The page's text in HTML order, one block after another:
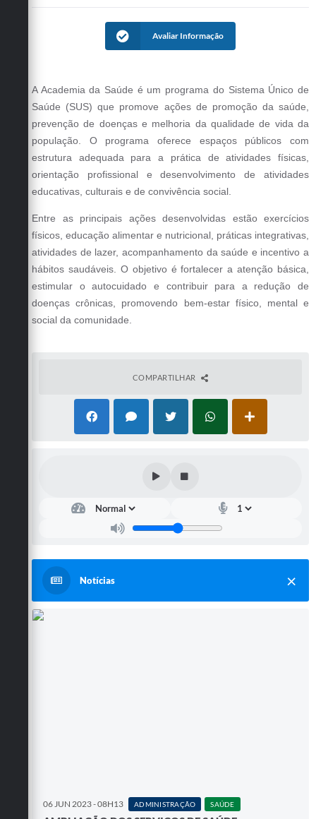
Avaliar Informação
A Academia da Saúde é um programa do Sistema Único de
Saúde (SUS) que promove ações de promoção da saúde,
prevenção de doenças e melhoria da qualidade de vida da
população. O programa oferece espaços públicos com
estrutura adequada para a prática de atividades físicas,
orientação profissional e desenvolvimento de atividades
educativas, culturais e de convivência social.
Entre as principais ações desenvolvidas estão exercícios
físicos, educação alimentar e nutricional, práticas integrativas,
atividades de lazer, acompanhamento da saúde e incentivo a
hábitos saudáveis. O objetivo é fortalecer a atenção básica,
estimular o autocuidado e contribuir para a redução de
doenças crônicas, promovendo bem-estar físico, mental e
social da comunidade.
COMPARTILHAR
Notícias
06 JUN 2023 - 08H13 ADMINISTRAÇÃO SAÚDE